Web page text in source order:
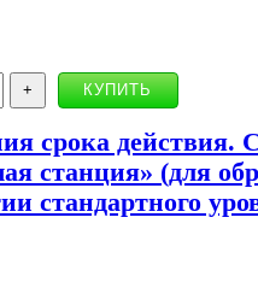
срока действия.
станция» (для
стандартного